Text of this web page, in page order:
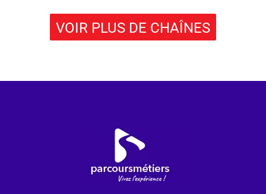
VOIR PLUS DE CHAÎNES